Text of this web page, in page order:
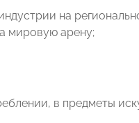
на
мировую арену;
в предметы